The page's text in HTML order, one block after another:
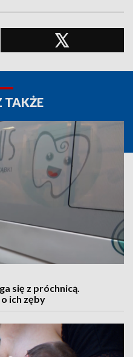
TAKŻE
się z próchnicą.
ich zęby